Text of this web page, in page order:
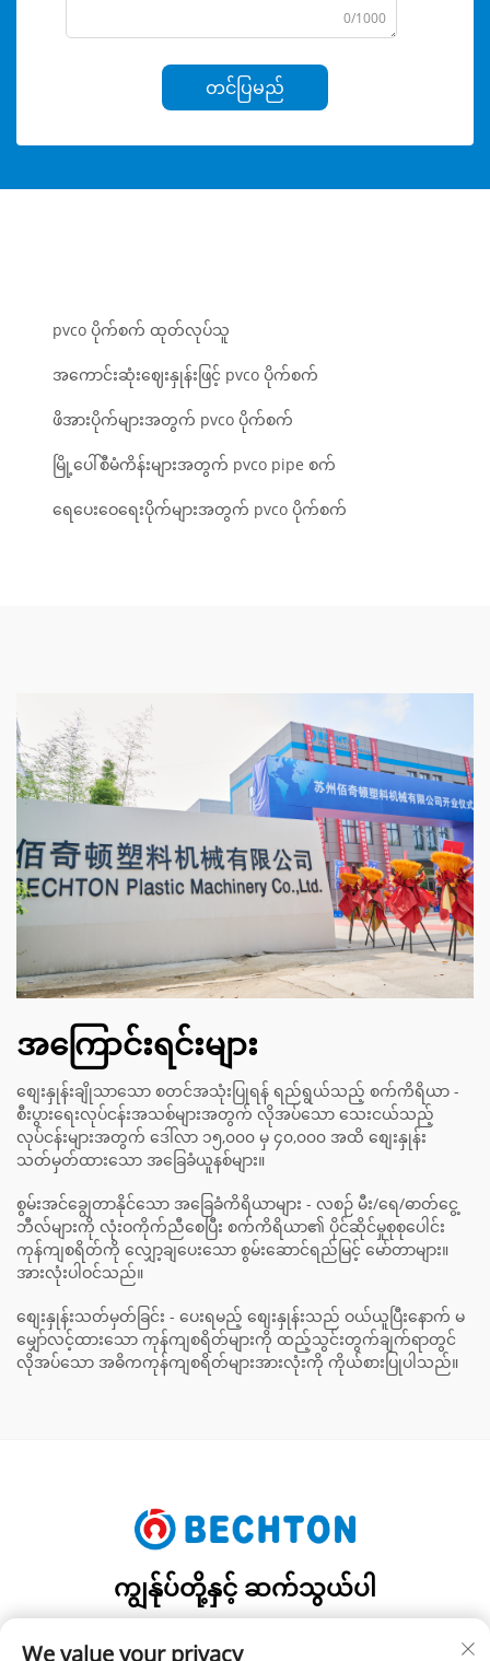
0/1000
တင်ပြမည်
pvco ပိုက်စက် ထုတ်လုပ်သူ
အကောင်းဆုံးဈေးနှုန်းဖြင့် pvco ပိုက်စက်
ဖိအားပိုက်များအတွက် pvco ပိုက်စက်
မြို့ပေါ်စီမံကိန်းများအတွက် pvco pipe စက်
ရေပေးဝေရေးပိုက်များအတွက် pvco ပိုက်စက်
အကြောင်းရင်းများ
စျေးနှုန်းချိုသာသော စတင်အသုံးပြုရန် ရည်ရွယ်သည့် စက်ကိရိယာ -
စီးပွားရေးလုပ်ငန်းအသစ်များအတွက် လိုအပ်သော သေးငယ်သည့်
လုပ်ငန်းများအတွက် ဒေါ်လာ ၁၅,၀၀၀ မှ ၄၀,၀၀၀ အထိ စျေးနှုန်း
သတ်မှတ်ထားသော အခြေခံယူနစ်များ။
စွမ်းအင်ချွေတာနိုင်သော အခြေခံကိရိယာများ - လစဉ် မီး/ရေ/ဓာတ်ငွေ့
ဘီလ်များကို လုံးဝကိုက်ညီစေပြီး စက်ကိရိယာ၏ ပိုင်ဆိုင်မှုစုစုပေါင်း
ကုန်ကျစရိတ်ကို လျှော့ချပေးသော စွမ်းဆောင်ရည်မြင့် မော်တာများ။
အားလုံးပါဝင်သည်။
စျေးနှုန်းသတ်မှတ်ခြင်း - ပေးရမည့် စျေးနှုန်းသည် ဝယ်ယူပြီးနောက် မ
မျှော်လင့်ထားသော ကုန်ကျစရိတ်များကို ထည့်သွင်းတွက်ချက်ရာတွင်
လိုအပ်သော အဓိကကုန်ကျစရိတ်များအားလုံးကို ကိုယ်စားပြုပါသည်။
ကျွန်ုပ်တို့နှင့် ဆက်သွယ်ပါ
ZHANGJIAGANG CITY, JIANGSU PROVINCE, CHINA
We value your privacy